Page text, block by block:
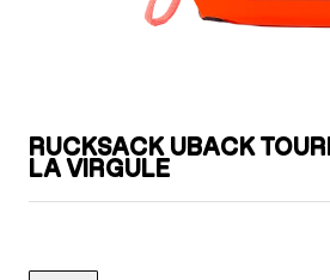
RUCKSACK UBACK
LA VIRGULE